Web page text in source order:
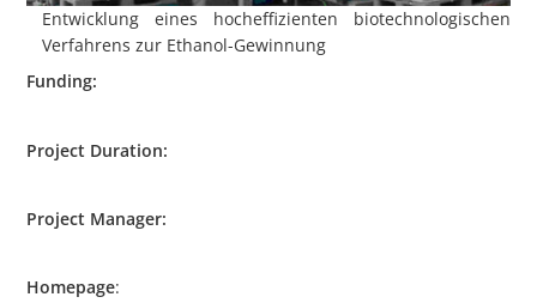
Entwicklung eines hocheffizienten biotechnologischen
Verfahrens zur Ethanol-Gewinnung
Funding:
Project Duration:
Project Manager:
Homepage: